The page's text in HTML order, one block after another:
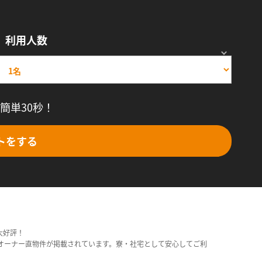
利用人数
単30秒！
をする
評！
ナー直物件が掲載されています。寮・社宅として安心してご利